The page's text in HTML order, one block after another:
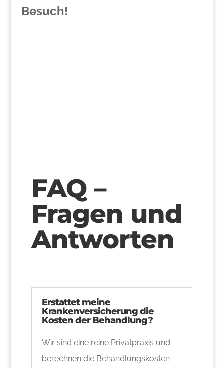
Besuch!
FAQ –
Fragen und
Antworten
Erstattet meine
Krankenversicherung die
Kosten der Behandlung?
Wir sind eine reine Privatpraxis und
berechnen die Behandlungskosten